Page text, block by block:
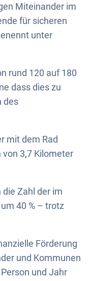
Miteinander im
für sicheren
unter
rund 120 auf 180
dass dies zu
des
mit dem Rad
3,7 Kilometer
Zahl der im
40 % – trotz
Förderung
und Kommunen
und Jahr